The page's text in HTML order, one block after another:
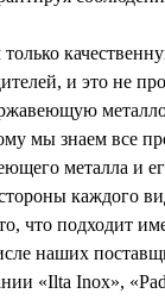
и это не
мы знаем все
металла и
каждого
что подходит
наших
«Ilta Inox»,